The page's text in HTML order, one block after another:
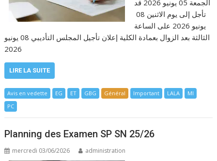
الجمعة 05 يونيو 2026 قد
يونيو 2026 على الساعة
الثالثة بعد الزوال بعمادة الكلية إعلان تأجيل المجلس التأديبي 08 يونيو
LIRE LA SUITE
Avis en vedette EG ET GBG Général Important LALA
MI
PC
Planning des Examen SP SN 25/26
mercredi 03/06/2026 administration